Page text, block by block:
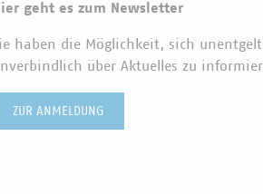
geht es zum Newsletter
haben die Möglichkeit, sich
über Aktuelles zu
ZUR ANMELDUNG